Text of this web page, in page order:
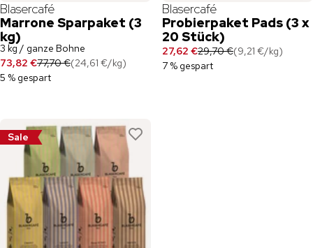
Blasercafé
Marrone Sparpaket (3
kg)
3 kg / ganze Bohne
73,82 €77,70 €(24,61 €/kg)
5 % gespart
Blasercafé
Probierpaket Pads (3 x
20 Stück)
27,62 €29,70 €(9,21 €/kg)
7 % gespart
Sale